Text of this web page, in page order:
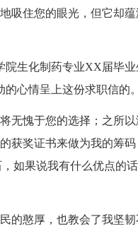
住您的眼光，但它却蕴
生化制药专业XX届毕业
心情呈上这份求职信的。
愧于您的选择；之所以
获奖证书来做为我的筹
如果说我有什么优点的
憨厚，也教会了我坚韧